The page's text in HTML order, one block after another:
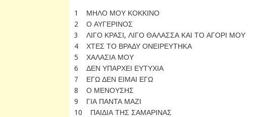
1 ΜΗΛΟ ΜΟΥ ΚΟΚΚΙΝΟ
2 Ο ΑΥΓΕΡΙΝΟΣ
3 ΛΙΓΟ ΚΡΑΣΙ, ΛΙΓΟ ΘΑΛΑΣΣΑ ΚΑΙ ΤΟ ΑΓΟΡΙ ΜΟΥ
4 ΧΤΕΣ ΤΟ ΒΡΑΔΥ ΟΝΕΙΡΕΥΤΗΚΑ
5 ΧΑΛΑΣΙΑ ΜΟΥ
6 ΔΕΝ ΥΠΑΡΧΕΙ ΕΥΤΥΧΙΑ
7 ΕΓΩ ΔΕΝ ΕΙΜΑΙ ΕΓΩ
8 Ο ΜΕΝΟΥΣΗΣ
9 ΓΙΑ ΠΑΝΤΑ ΜΑΖΙ
10 ΠΑΙΔΙΑ ΤΗΣ ΣΑΜΑΡΙΝΑΣ